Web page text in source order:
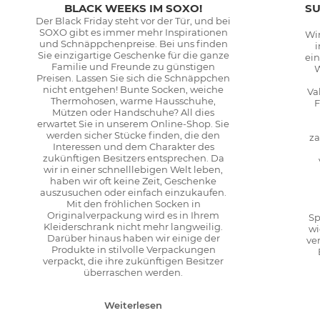
BLACK WEEKS IM SOXO!
Der Black Friday steht vor der Tür, und bei
SOXO gibt es immer mehr Inspirationen
und Schnäppchenpreise. Bei uns finden
Sie einzigartige Geschenke für die ganze
Familie und Freunde zu günstigen
Preisen. Lassen Sie sich die Schnäppchen
nicht entgehen! Bunte Socken, weiche
Thermohosen, warme Hausschuhe,
Mützen oder Handschuhe? All dies
erwartet Sie in unserem Online-Shop. Sie
werden sicher Stücke finden, die den
Interessen und dem Charakter des
zukünftigen Besitzers entsprechen. Da
wir in einer schnelllebigen Welt leben,
haben wir oft keine Zeit, Geschenke
auszusuchen oder einfach einzukaufen.
Mit den fröhlichen Socken in
Originalverpackung wird es in Ihrem
Kleiderschrank nicht mehr langweilig.
Darüber hinaus haben wir einige der
Produkte in stilvolle Verpackungen
verpackt, die ihre zukünftigen Besitzer
überraschen werden.
Weiterlesen